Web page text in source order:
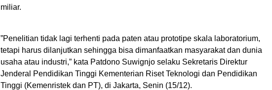
miliar.
”Penelitian tidak lagi terhenti pada paten atau prototipe skala laboratorium,
tetapi harus dilanjutkan sehingga bisa dimanfaatkan masyarakat dan dunia
usaha atau industri,” kata Patdono Suwignjo selaku Sekretaris Direktur
Jenderal Pendidikan Tinggi Kementerian Riset Teknologi dan Pendidikan
Tinggi (Kemenristek dan PT), di Jakarta, Senin (15/12).